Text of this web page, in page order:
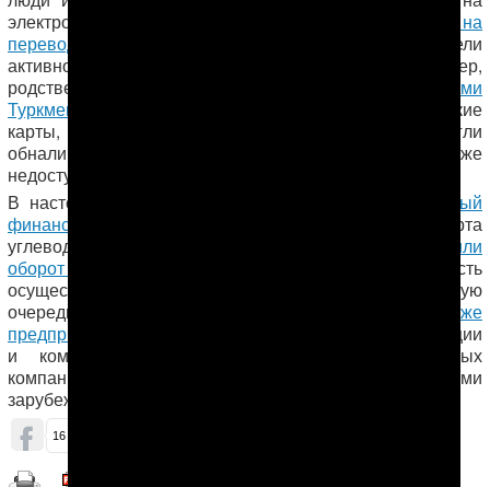
электронные кошельки. В условиях
ограничений на
перевод средств
через Western Union некоторые жители
активно пользовались услугами Webmoney. Например,
родственники студентов,
обучающихся за пределами
Туркменистана
, используя туркменские банковские
карты, пополняли вебкошельки, чтобы их дети могли
обналичивать деньги. Отныне эта функция также
недоступна.
В настоящее время Туркменистан испытывает
острый
финансовый кризис
. Из-за снижения доходов от экспорта
углеводородов власти страны существенно
ограничили
оборот валюты
. Нехватка денег и невозможность
осуществить их перевод за границу коснулись, в первую
очередь, туркменских студентов за рубежом,
а также
предпринимателей
, занимающихся импортом продукции
и компонентов. Ряд крупнейших государственных
компаний
перед своими
зарубежными поставщиками.
16